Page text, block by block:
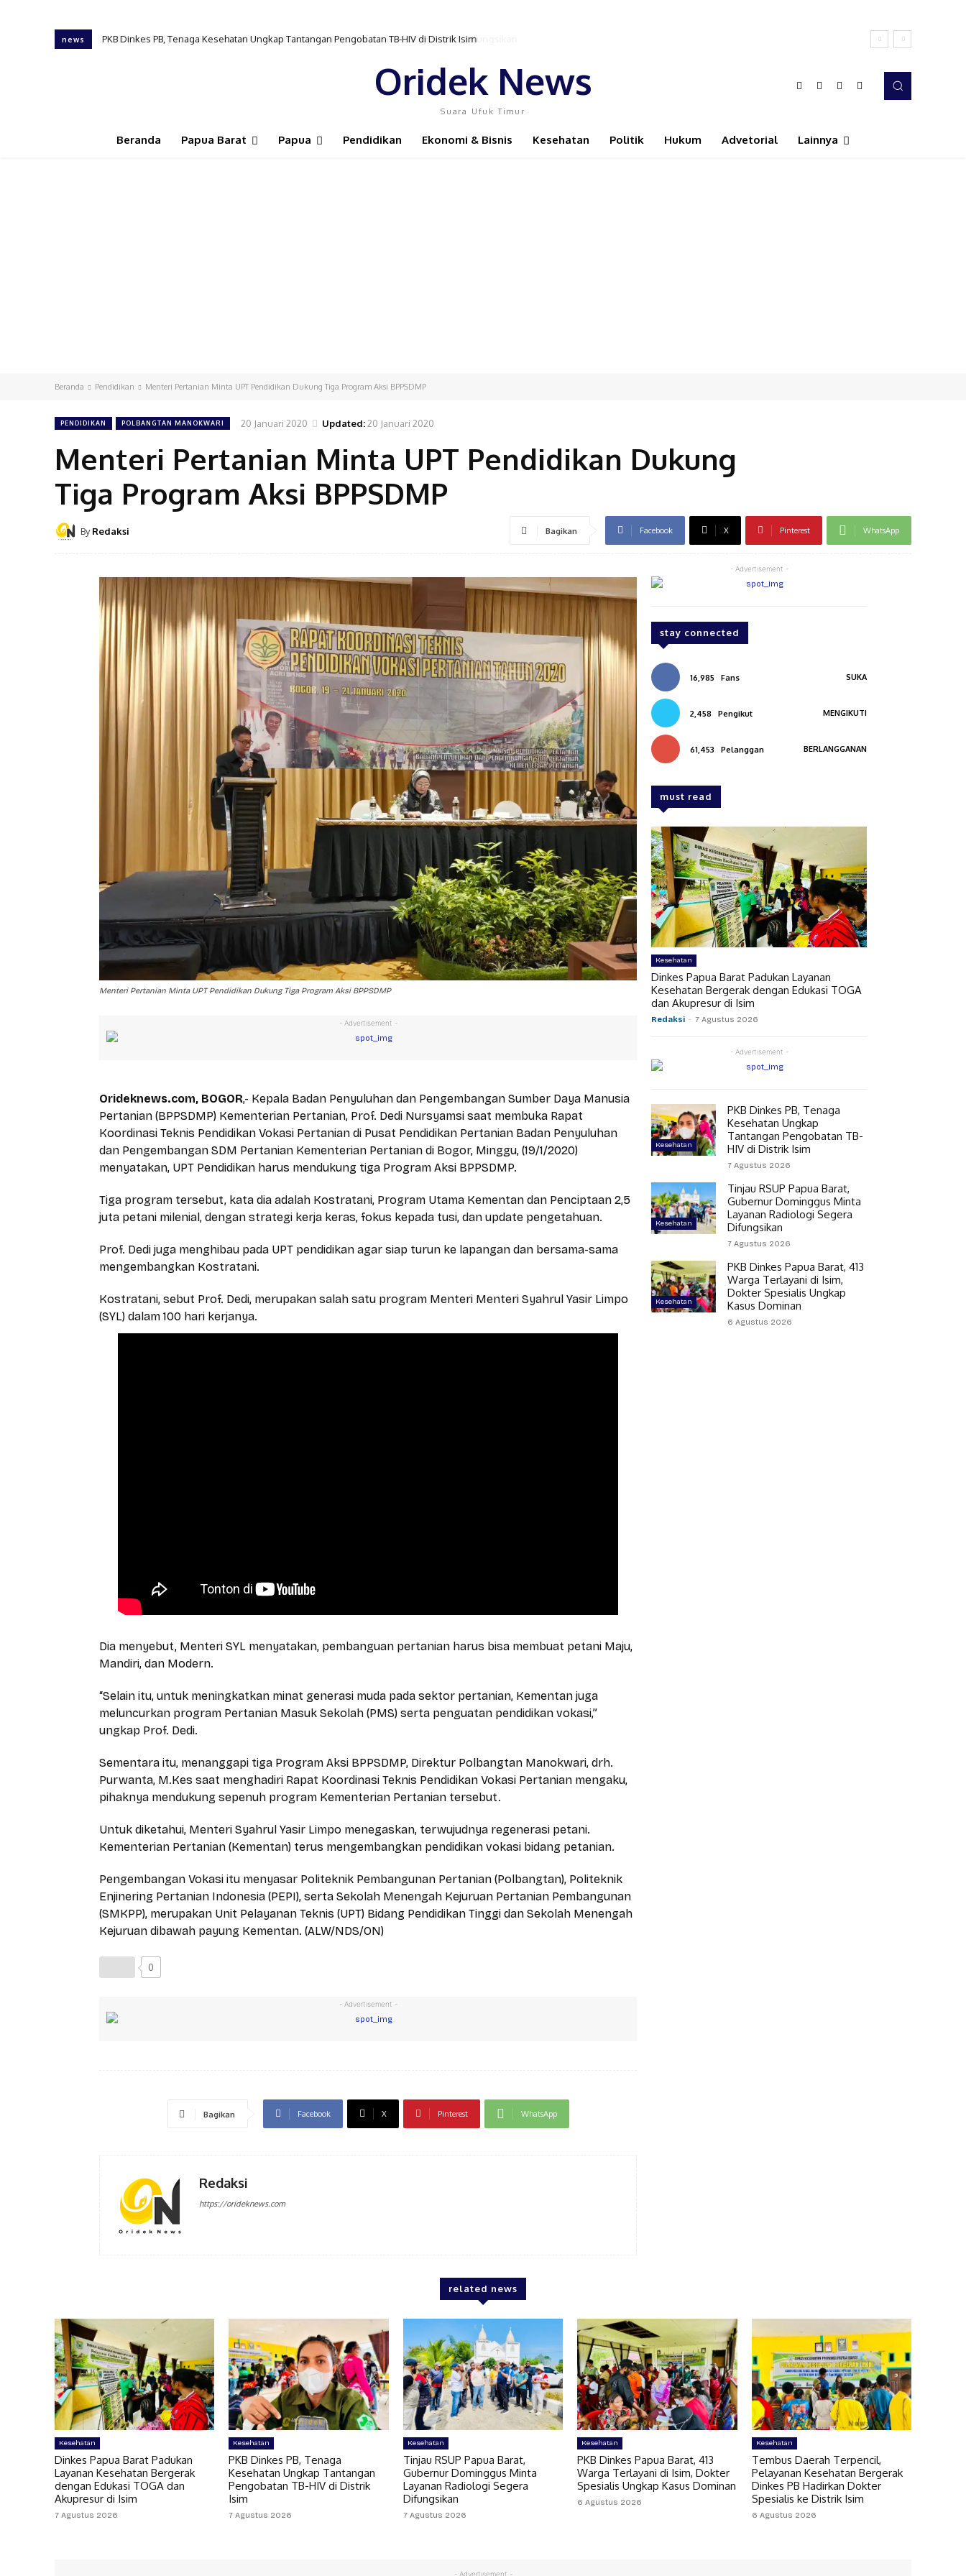
news Tinjau RSUP Papua Barat, Gubernur Dominggus Minta Layanan Radiologi Segera Difungsikan
Oridek News
Suara Ufuk Timur
Beranda Papua Barat Papua Pendidikan Ekonomi & Bisnis Kesehatan Politik Hukum Advetorial Lainnya
Beranda Pendidikan Menteri Pertanian Minta UPT Pendidikan Dukung Tiga Program Aksi BPPSDMP
PENDIDIKAN POLBANGTAN MANOKWARI 20 Januari 2020 Updated:20 Januari 2020
Menteri Pertanian Minta UPT Pendidikan Dukung
Tiga Program Aksi BPPSDMP
By Redaksi Bagikan Facebook X Pinterest WhatsApp
Menteri Pertanian Minta UPT Pendidikan Dukung Tiga Program Aksi BPPSDMP
- Advertisement -
Orideknews.com, BOGOR,- Kepala Badan Penyuluhan dan Pengembangan Sumber Daya Manusia
Pertanian (BPPSDMP) Kementerian Pertanian, Prof. Dedi Nursyamsi saat membuka Rapat
Koordinasi Teknis Pendidikan Vokasi Pertanian di Pusat Pendidikan Pertanian Badan Penyuluhan
dan Pengembangan SDM Pertanian Kementerian Pertanian di Bogor, Minggu, (19/1/2020)
menyatakan, UPT Pendidikan harus mendukung tiga Program Aksi BPPSDMP.
Tiga program tersebut, kata dia adalah Kostratani, Program Utama Kementan dan Penciptaan 2,5
juta petani milenial, dengan strategi kerja keras, fokus kepada tusi, dan update pengetahuan.
Prof. Dedi juga menghibau pada UPT pendidikan agar siap turun ke lapangan dan bersama-sama
mengembangkan Kostratani.
Kostratani, sebut Prof. Dedi, merupakan salah satu program Menteri Menteri Syahrul Yasir Limpo
(SYL) dalam 100 hari kerjanya.
Dia menyebut, Menteri SYL menyatakan, pembanguan pertanian harus bisa membuat petani Maju,
Mandiri, dan Modern.
“Selain itu, untuk meningkatkan minat generasi muda pada sektor pertanian, Kementan juga
meluncurkan program Pertanian Masuk Sekolah (PMS) serta penguatan pendidikan vokasi,”
ungkap Prof. Dedi.
Sementara itu, menanggapi tiga Program Aksi BPPSDMP, Direktur Polbangtan Manokwari, drh.
Purwanta, M.Kes saat menghadiri Rapat Koordinasi Teknis Pendidikan Vokasi Pertanian mengaku,
pihaknya mendukung sepenuh program Kementerian Pertanian tersebut.
Untuk diketahui, Menteri Syahrul Yasir Limpo menegaskan, terwujudnya regenerasi petani.
Kementerian Pertanian (Kementan) terus mengembangkan pendidikan vokasi bidang petanian.
Pengembangan Vokasi itu menyasar Politeknik Pembangunan Pertanian (Polbangtan), Politeknik
Enjinering Pertanian Indonesia (PEPI), serta Sekolah Menengah Kejuruan Pertanian Pembangunan
(SMKPP), merupakan Unit Pelayanan Teknis (UPT) Bidang Pendidikan Tinggi dan Sekolah Menengah
Kejuruan dibawah payung Kementan. (ALW/NDS/ON)
0
- Advertisement -
Bagikan Facebook X Pinterest WhatsApp
Redaksi
https://orideknews.com
- Advertisement -
stay connected
16,985 Fans SUKA
2,458 Pengikut MENGIKUTI
61,453 Pelanggan BERLANGGANAN
must read
Kesehatan
Dinkes Papua Barat Padukan Layanan
Kesehatan Bergerak dengan Edukasi TOGA
dan Akupresur di Isim
Redaksi - 7 Agustus 2026
- Advertisement -
Kesehatan
PKB Dinkes PB, Tenaga
Kesehatan Ungkap
Tantangan Pengobatan TB-
HIV di Distrik Isim
7 Agustus 2026
Kesehatan
Tinjau RSUP Papua Barat,
Gubernur Dominggus Minta
Layanan Radiologi Segera
Difungsikan
7 Agustus 2026
Kesehatan
PKB Dinkes Papua Barat, 413
Warga Terlayani di Isim,
Dokter Spesialis Ungkap
Kasus Dominan
6 Agustus 2026
related news
Kesehatan
Dinkes Papua Barat Padukan
Layanan Kesehatan Bergerak
dengan Edukasi TOGA dan
Akupresur di Isim
7 Agustus 2026
Kesehatan
PKB Dinkes PB, Tenaga
Kesehatan Ungkap Tantangan
Pengobatan TB-HIV di Distrik
Isim
7 Agustus 2026
Kesehatan
Tinjau RSUP Papua Barat,
Gubernur Dominggus Minta
Layanan Radiologi Segera
Difungsikan
7 Agustus 2026
Kesehatan
PKB Dinkes Papua Barat, 413
Warga Terlayani di Isim, Dokter
Spesialis Ungkap Kasus Dominan
6 Agustus 2026
Kesehatan
Tembus Daerah Terpencil,
Pelayanan Kesehatan Bergerak
Dinkes PB Hadirkan Dokter
Spesialis ke Distrik Isim
6 Agustus 2026
- Advertisement -